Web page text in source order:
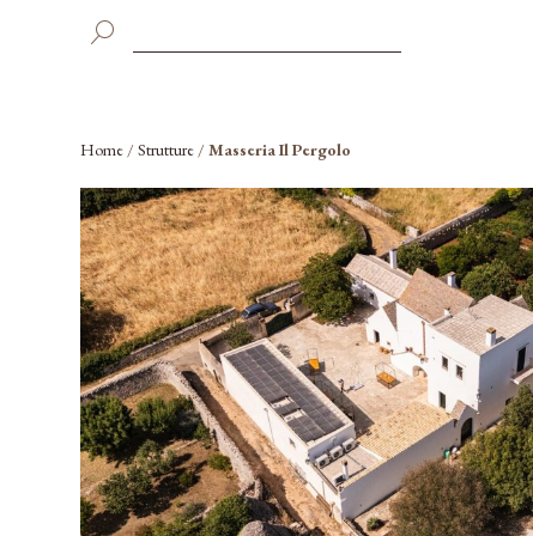
Home /Strutture /Masseria Il Pergolo